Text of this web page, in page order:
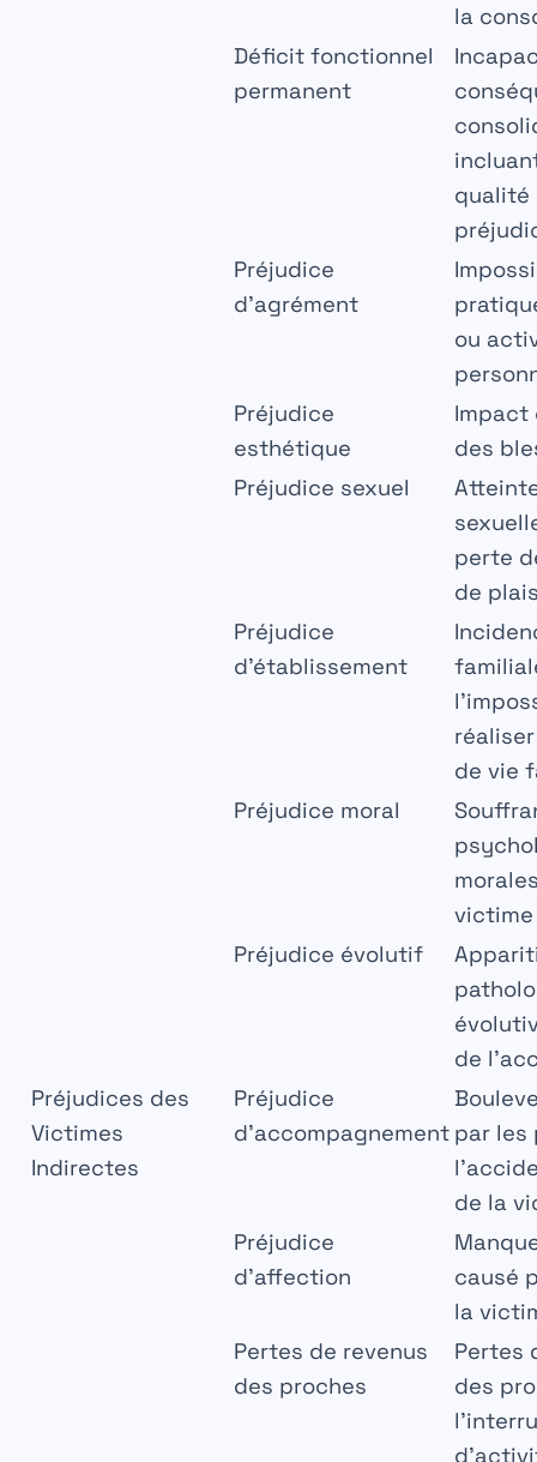
la
Déficit fonctionnel
permanent
qualité
Préjudice
d’agrément
ou
Préjudice
esthétique
Impact
des
Préjudice sexuel
perte
de
Préjudice
d’établissement
de vie
Préjudice moral
victime
Préjudice évolutif
de
Préjudices des
Victimes
Indirectes
Préjudice
d’accompagnement par les
de la
Préjudice
d’affection
causé
la
Pertes de revenus
des proches
Pertes
des